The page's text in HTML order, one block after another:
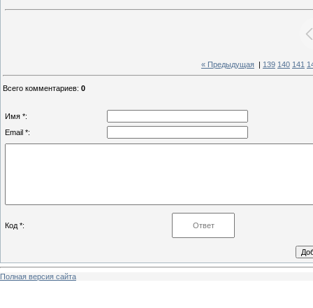
« Предыдущая 139 140 141
Всего комментариев: 0
Имя *:
Email *:
Код *:
Полная версия сайта